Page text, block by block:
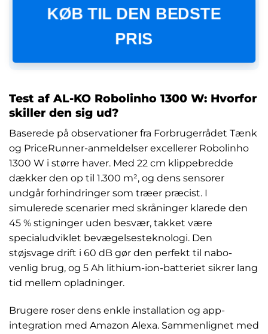
KØB TIL DEN BEDSTE
PRIS
Test af AL-KO Robolinho 1300 W: Hvorfor
skiller den sig ud?
Baserede på observationer fra Forbrugerrådet Tænk
og PriceRunner-anmeldelser excellerer Robolinho
1300 W i større haver. Med 22 cm klippebredde
dækker den op til 1.300 m², og dens sensorer
undgår forhindringer som træer præcist. I
simulerede scenarier med skråninger klarede den
45 % stigninger uden besvær, takket være
specialudviklet bevægelsesteknologi. Den
støjsvage drift i 60 dB gør den perfekt til nabo-
venlig brug, og 5 Ah lithium-ion-batteriet sikrer lang
tid mellem opladninger.
Brugere roser dens enkle installation og app-
integration med Amazon Alexa. Sammenlignet med